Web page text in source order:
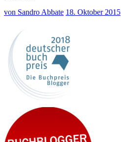
von Sandro Abbate 18. Oktober 2015